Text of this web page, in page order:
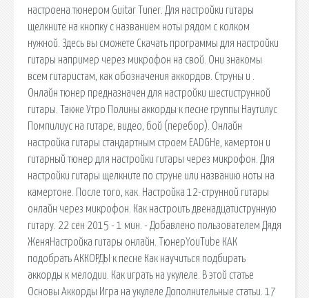
настроена тюнером Guitar Tuner. Для настройки гитары
щелкните на кнопку с названием ноты рядом с колком
нужной. Здесь вы сможете Скачать программы для настройки
гитары например через микрофон на свой. Они знакомы
всем гитаристам, как обозначения аккордов. Струны и .
Онлайн тюнер предназначен для настройки шестиструнной
гитары. Также Утро Полины аккорды к песне группы Наутилус
Помпилиус на гитаре, видео, бой (перебор). Онлайн
настройка гитары стандартным строем EADGHe, камертон и
гитарный тюнер для настройки гитары через микрофон. Для
настройки гитары щелкните по струне или названию ноты на
камертоне. После того, как. Настройка 12-струнной гитары
онлайн через микрофон. Как настроить двенадцатиструнную
гитару. 22 сен 2015 - 1 мин. - Добавлено пользователем Дядя
ЖеняНастройка гитары онлайн. ТюнерYouTube КАК
подобрать АККОРДЫ к песне Как научиться подбирать
аккорды к мелодии. Как играть на укулеле. В этой статье
Основы Аккорды Игра на укулеле Дополнительные статьи. 17